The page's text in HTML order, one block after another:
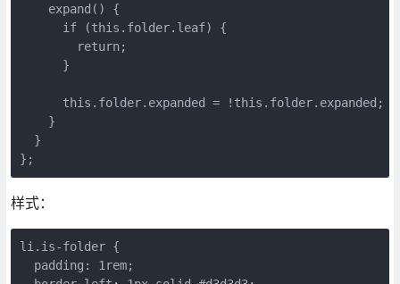
    expand() {
      if (this.folder.leaf) {
        return;
      }
      this.folder.expanded = !this.folder.expanded;
    }
  }
样式：
li.is-folder {
  padding: 1rem;